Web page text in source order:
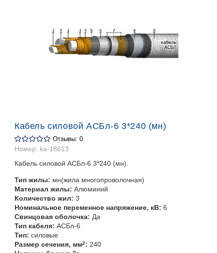
Кабель силовой АСБл-6 3*240 (мн)
Отзывы: 0
Номер: ka-18613
Кабель силовой АСБл-6 3*240 (мн).
Тип жилы: мн(жила многопроволочная)
Материал жилы: Алюминий
Количество жил: 3
Номинальное переменное напряжение, кВ: 6
Свинцовая оболочка: Да
Тип кабеля: АСБл-6
Тип: силовые
Размер сечения, мм2: 240